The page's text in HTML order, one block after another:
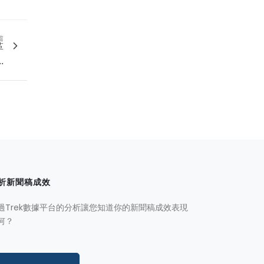
新聞稿成效
Trek數據平台的分析讓您知道你的新聞稿成效表現
？